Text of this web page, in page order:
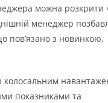
можна розкрити
менеджер
пов’язано з новинкою,
колосальним
показниками та